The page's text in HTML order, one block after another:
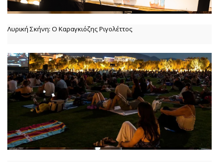
Λυρική Σκήνη: Ο Καραγκιόζης Ριγολέττος